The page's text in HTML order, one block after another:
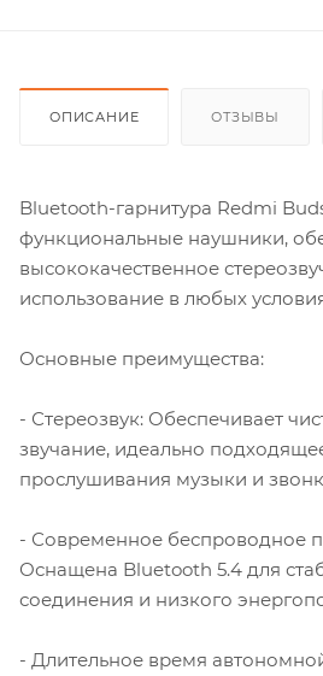
ОПИСАНИЕ ОТЗЫВЫ
Bluetooth-гарнитура Redmi
функциональные наушники,
высококачественное
использование в любых
Основные преимущества:
- Стереозвук: Обеспечивает
звучание, идеально
прослушивания музыки и
- Современное беспроводное
Оснащена Bluetooth 5.4 для
соединения и низкого
- Длительное время